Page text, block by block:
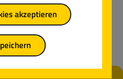
akzeptieren